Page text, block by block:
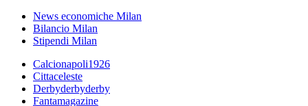
News economiche Milan
Bilancio Milan
Stipendi Milan
Calcionapoli1926
Cittaceleste
Derbyderbyderby
Fantamagazine